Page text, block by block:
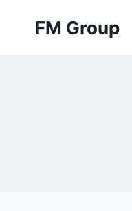
FM Group